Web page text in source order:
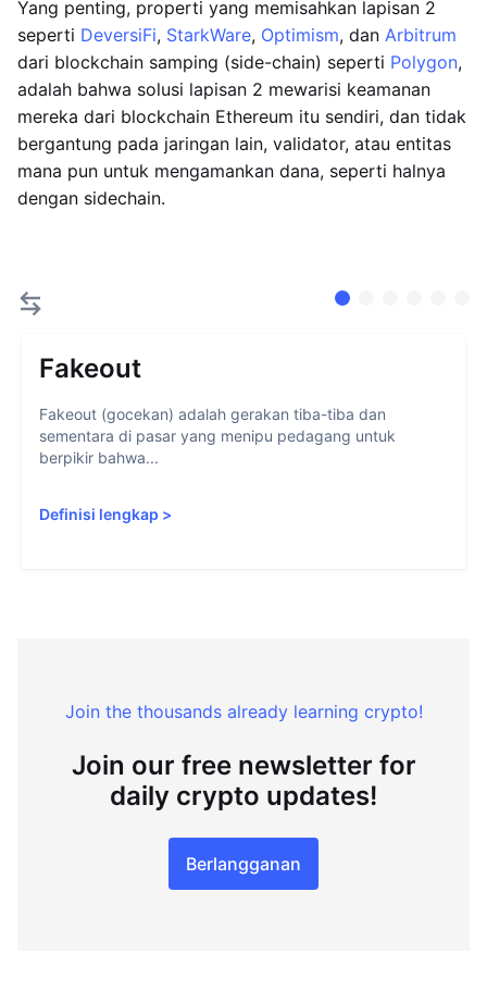
Yang penting, properti yang memisahkan lapisan 2
seperti DeversiFi, StarkWare, Optimism, dan Arbitrum
dari blockchain samping (side-chain) seperti Polygon,
adalah bahwa solusi lapisan 2 mewarisi keamanan
mereka dari blockchain Ethereum itu sendiri, dan tidak
bergantung pada jaringan lain, validator, atau entitas
mana pun untuk mengamankan dana, seperti halnya
dengan sidechain.
Fakeout
Fakeout (gocekan) adalah gerakan tiba-tiba dan
sementara di pasar yang menipu pedagang untuk
berpikir bahwa...
Definisi lengkap >
Join the thousands already learning crypto!
Join our free newsletter for
daily crypto updates!
Berlangganan